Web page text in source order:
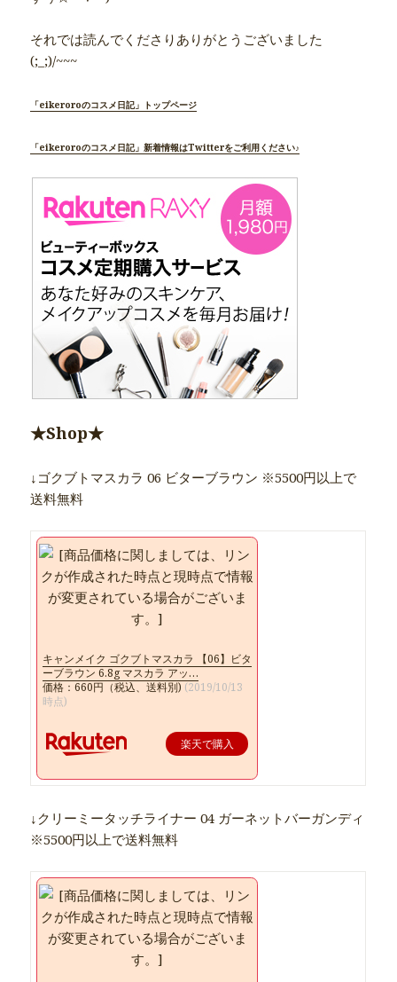
それでは読んでくださりありがとうございました
(;_;)/~~~
「eikeroroのコスメ日記」トップページ
「eikeroroのコスメ日記」新着情報はTwitterをご利用ください♪
★Shop★
↓ゴクブトマスカラ 06 ビターブラウン ※5500円以上で
送料無料
キャンメイク ゴクブトマスカラ 【06】ビタ
ーブラウン 6.8g マスカラ アッ…
価格：660円（税込、送料別) (2019/10/13
時点)
楽天で購入
↓クリーミータッチライナー 04 ガーネットバーガンディ
※5500円以上で送料無料